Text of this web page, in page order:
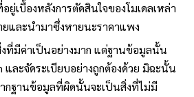
ยู่เบื้องหลังการตัดสินใจของโมเดลเหล่า
และนำมาซึ่งหายนะราคาแพง
ที่มีค่าเป็นอย่างมาก แต่ฐานข้อมูลนั้น
และจัดระเบียบอย่างถูกต้องด้วย มิฉะนั้น
กฐานข้อมูลที่ผิดนั้นจะเป็นสิ่งที่ไม่มี